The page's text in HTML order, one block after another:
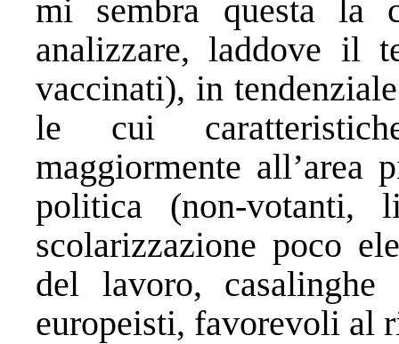
mi sembra questa la
analizzare, laddove il
vaccinati), in
le cui
maggiormente all’area
politica (non-
scolarizzazione poco
del lavoro,
europeisti, favorevoli al